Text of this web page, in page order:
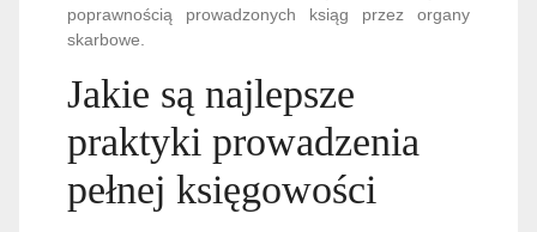
poprawnością prowadzonych ksiąg przez organy
skarbowe.
Jakie są najlepsze
praktyki prowadzenia
pełnej księgowości